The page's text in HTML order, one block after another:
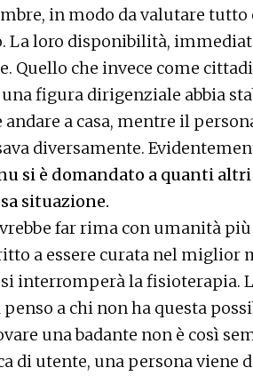
in modo da valutare
La loro disponibilità,
Quello che invece come
figura dirigenziale abbia
a casa, mentre il
diversamente.
si è domandato a quanti
situazione.
far rima con umanità
a essere curata nel miglior
interromperà la fisioterapia.
penso a chi non ha questa
una badante non è così
di utente, una persona viene